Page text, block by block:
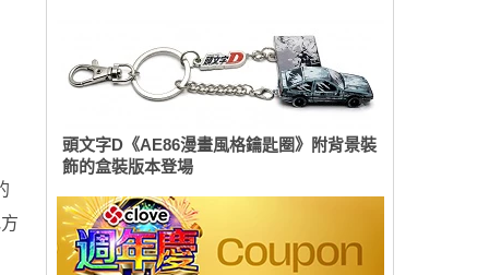
頭文字D《AE86漫畫風格鑰匙圈》附背景裝
飾的盒裝版本登場